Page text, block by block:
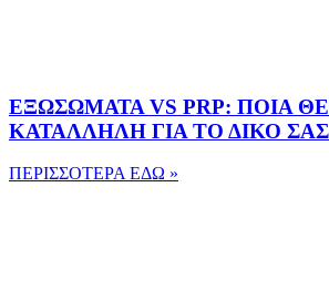
ΕΞΩΣΩΜΑΤΑ VS PRP: ΠΟΙΑ
ΚΑΤΑΛΛΗΛΗ ΓΙΑ ΤΟ ΔΙΚΟ
ΠΕΡΙΣΣΟΤΕΡΑ ΕΔΩ »